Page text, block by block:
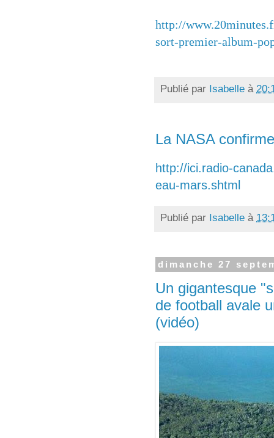
http://
sort-premier-album-
Publié par Isabelle à
La NASA
http://ici.radio-
eau-mars.shtml
Publié par Isabelle à
dimanche 27
Un gigantesque
de football avale
(vidéo)